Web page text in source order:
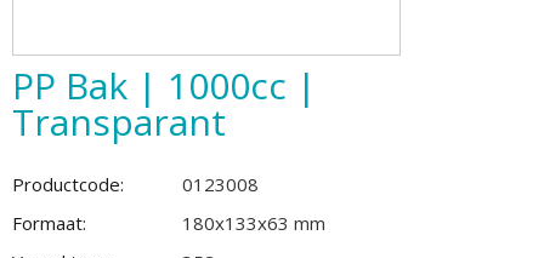
PP Bak | 1000cc |
Transparant
Productcode:
0123008
Formaat:
180x133x63 mm